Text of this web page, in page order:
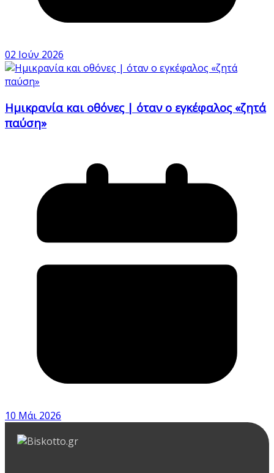
02 Ιούν 2026
Ημικρανία και οθόνες | όταν ο εγκέφαλος «ζητά
παύση»
10 Μάι 2026